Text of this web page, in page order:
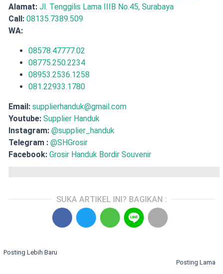
Alamat: Jl. Tenggilis Lama IIIB No.45, Surabaya
Call: 08135.7389.509
WA:
08578.47777.02
08775.250.2234
08953.2536.1258
081.22933.1780
Email: supplierhanduk@gmail.com
Youtube: Supplier Handuk
Instagram: @supplier_handuk
Telegram : @SHGrosir
Facebook: Grosir Handuk Bordir Souvenir
SUKA ARTIKEL INI? BAGIKAN :
Posting Lebih Baru
Posting Lama